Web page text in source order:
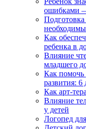
ошибками
Как
ребенка в
Влияние
младшего
Как помочь
развития: 6
Как арт-
Влияние
у детей
Логопед